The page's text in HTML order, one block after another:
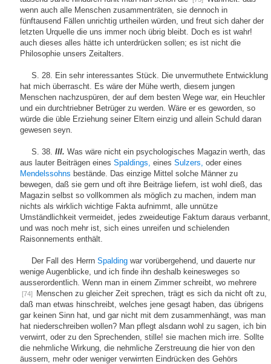
wenn auch alle Menschen zusammenträten, sie dennoch in
fünftausend Fällen unrichtig urtheilen würden, und freut sich daher der
letzten Urquelle die uns immer noch übrig bleibt. Doch es ist wahr!
auch dieses alles hätte ich unterdrücken sollen; es ist nicht die
Philosophie unsers Zeitalters.
S. 28. Ein sehr interessantes Stück. Die unvermuthete Entwicklung
hat mich überrascht. Es wäre der Mühe werth, diesem jungen
Menschen nachzuspüren, der auf dem besten Wege war, ein Heuchler
und ein durchtriebner Betrüger zu werden. Wäre er es geworden, so
würde die üble Erziehung seiner Eltern einzig und allein Schuld daran
gewesen seyn.
S. 38.III. Was wäre nicht ein psychologisches Magazin werth, das
aus lauter Beiträgen eines Spaldings, eines Sulzers, oder eines
Mendelssohns bestände. Das einzige Mittel solche Männer zu
bewegen, daß sie gern und oft ihre Beiträge liefern, ist wohl dieß, das
Magazin selbst so vollkommen als möglich zu machen, indem man
nichts als wirklich wichtige Fakta aufnimmt, alle unnütze
Umständlichkeit vermeidet, jedes zweideutige Faktum daraus verbannt,
und was noch mehr ist, sich eines unreifen und schielenden
Raisonnements enthält.
Der Fall des HerrnSpalding war vorübergehend, und dauerte nur
wenige Augenblicke, und ich finde ihn deshalb keinesweges so
ausserordentlich. Wenn man in einem Zimmer schreibt, wo mehrere
[74] Menschen zu gleicher Zeit sprechen, trägt es sich da nicht oft zu,
daß man etwas hinschreibt, welches jene gesagt haben, das übrigens
gar keinen Sinn hat, und gar nicht mit dem zusammenhängt, was man
hat niederschreiben wollen? Man pflegt alsdann wohl zu sagen, ich bin
verwirrt, oder zu den Sprechenden, stille! sie machen mich irre. Sollte
die nehmliche Wirkung, die nehmliche Zerstreuung die hier von den
äussern, mehr oder weniger verwirrten Eindrücken des Gehörs